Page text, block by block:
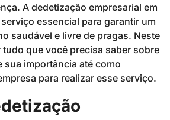
A dedetização empresarial em
essencial para garantir um
saudável e livre de pragas. Neste
que você precisa saber sobre
sua importância até como
para realizar esse serviço.